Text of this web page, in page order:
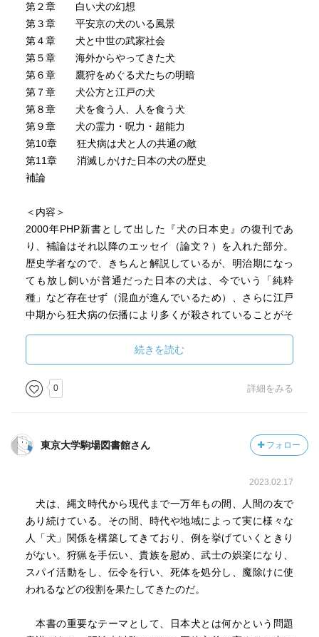
なる。昭和２５年の狂犬病予防法の公布とともに、犬の登
録・鑑札が制度化され、犬たちは自由と引き替えに、狂犬
病からは守られることとなった。
洋犬が多く入った反動で、昭和初期、日本犬の保存運動が
盛んになっていく。ただし、この時期は軍国主義が隆盛と
なってくる時期であり、「勇猛果敢」な猟犬系の犬種が保
存の対象になる傾向があった。
日本犬は元来、狩猟用・番犬用・食用など、雑多なもので
あったはずだという指摘は重要なものだと思う。
かなかおもしろい。日本人と犬の関わりを考える上で、歴
史の流れをざっと概観できる１冊である。
＊四国を中心に伝わる犬神憑の話がなかなかおどろおどろ
しい。坂東眞砂子の『狗神』はこのあたりを元にしている
ものか。
＊北条高時の悪政ぶりは、「活歴物」と呼ばれる新歌舞伎
十八番の演目（「高時」）にもなっている。
＊本書は大部分、ＰＨＰ新書の復刻であるが、末尾に著者
部分も多く、「補」というよりは要約である。蛇足の感も
あるのだが、挿入される著者と愛犬の挿話が微笑ましい。
ロメロである様子が伺えて、本来、笑うような本ではない
のだが、この部分は笑ってしまった。
参考
・『犬の伊勢参り』
白い犬が霊力を持つという話は、『日本書紀』の時代
ていたらしい。
第２章 白い犬の幻想
第３章 平安京の犬のいる風景
第４章 犬と中世の武家社会
第５章 海外からやってきた犬
第６章 鷹狩をめぐる犬たちの明暗
第７章 犬公方と江戸の犬
第８章 犬を食う人、人を食う犬
第９章 犬の霊力・呪力・超能力
第10章 狂犬病は犬と人の共通の敵
第11章 消滅しかけた日本の犬の歴史
補論
＜内容＞
2000年PHP新書として出した『犬の日本史』の復刊であ
り、補論はそれ以降のエッセイ（論文？）を入れた部分。
歴史学者なので、きちんと解説しているが、明治期になっ
ても放し飼いが普通だった日本の犬は、今でいう「純粋
種」など存在せず（混血が進んでいるため）、さらに江戸
中期から狂犬病の伝播により多くが殺されていることがそ
本の犬なんだね（平安期から文献によく出てくる．例えば
『源氏物語』とか）。
続きを読む
0 詳細をみる
東京大学駒場図書館さん フォロー
2023.02.17
犬は、縄文時代から現代まで一万年もの間、人間の友で
あり続けている。その間、時代や地域によって実に様々な
人「犬」関係を構築してきており、例を挙げていくときり
がない。狩猟を手伝い、貴族を慰め、武士の娯楽になり、
スパイ活動をし、伝令を行い、死体を処分し、魔除けに使
われるなどの役割を果たしてきたのだ。
本書の重要なテーマとして、日本犬とは何かという問題